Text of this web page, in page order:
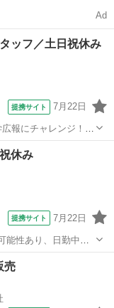
Ad
ッフ／土日祝休み
提携サイト 7月22日
報にチャレンジ！学
い休み
提携サイト 7月22日
性あり、日勤中心
売